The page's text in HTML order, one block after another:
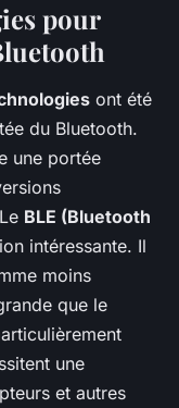
pour
ont été
du Bluetooth.
une portée
BLE (Bluetooth
intéressante. Il
moins
que le
une
et autres